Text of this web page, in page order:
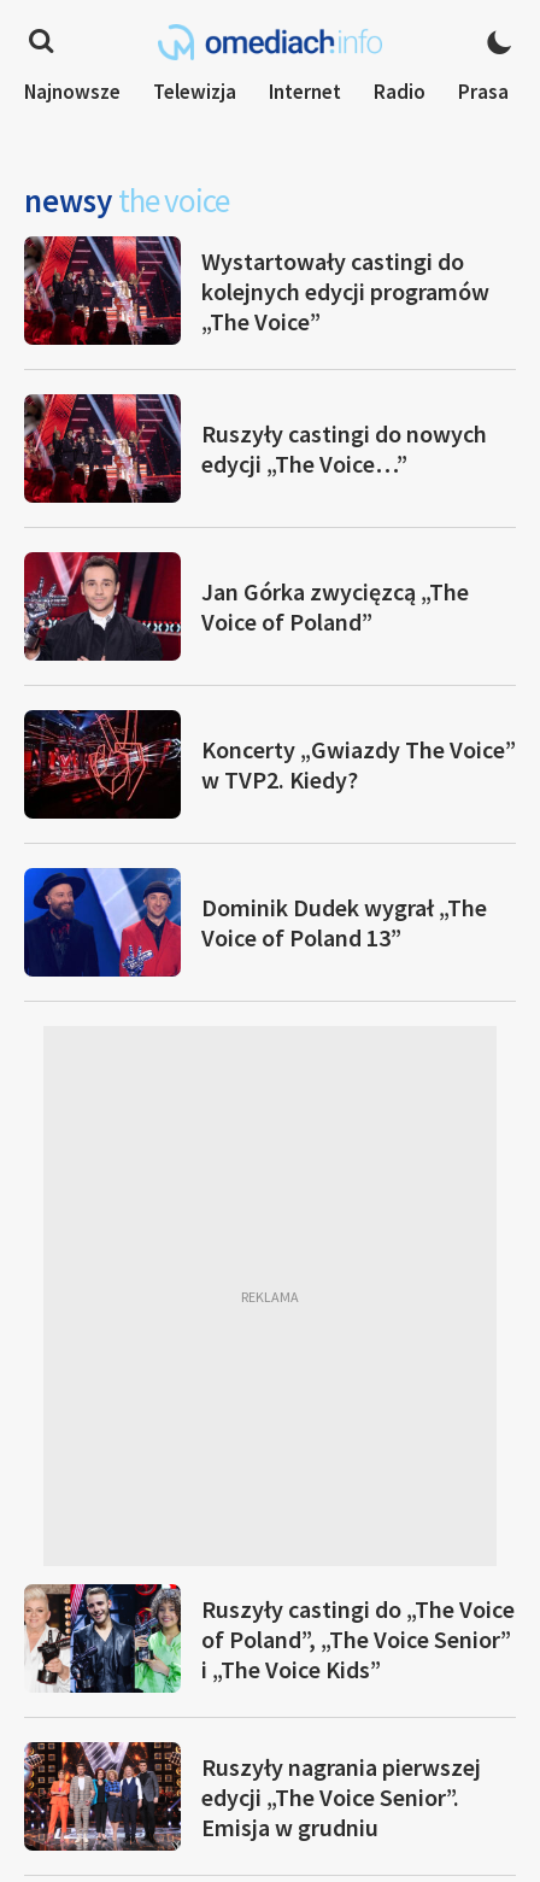
Najnowsze Telewizja Internet Radio Prasa
newsythe voice
Wystartowały castingi do
kolejnych edycji programów
„The Voice”
Ruszyły castingi do nowych
edycji „The Voice…”
Jan Górka zwycięzcą „The
Voice of Poland”
Koncerty „Gwiazdy The Voice”
w TVP2. Kiedy?
Dominik Dudek wygrał „The
Voice of Poland 13”
Ruszyły castingi do „The Voice
of Poland”, „The Voice Senior”
i „The Voice Kids”
Ruszyły nagrania pierwszej
edycji „The Voice Senior”.
Emisja w grudniu